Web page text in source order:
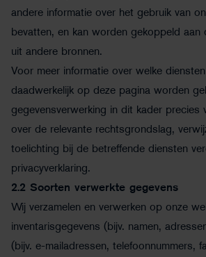
andere informatie over het gebruik van
bevatten, en kan worden gekoppeld aan
uit andere bronnen.
Voor meer informatie over welke
daadwerkelijk op deze pagina worden
gegevensverwerking in dit kader precies
over de relevante rechtsgrondslag,
toelichting bij de betreffende diensten
privacyverklaring.
2.2 Soorten verwerkte gegevens
Wij verzamelen en verwerken op onze
inventarisgegevens (bijv. namen,
(bijv. e-mailadressen, telefoonnummers,